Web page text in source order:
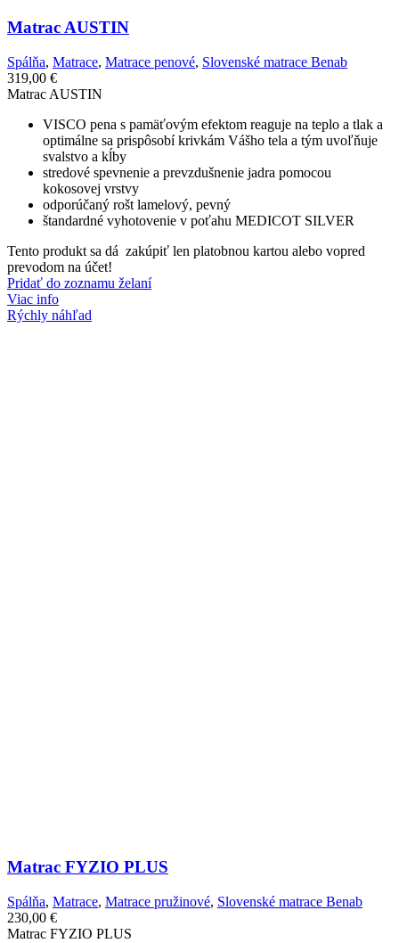
Matrac AUSTIN
Spálňa, Matrace, Matrace penové, Slovenské matrace Benab
319,00 €
Matrac AUSTIN
VISCO pena s pamäťovým efektom reaguje na teplo a tlak a
optimálne sa prispôsobí krivkám Vášho tela a tým uvoľňuje
svalstvo a kĺby
stredové spevnenie a prevzdušnenie jadra pomocou
kokosovej vrstvy
odporúčaný rošt lamelový, pevný
štandardné vyhotovenie v poťahu MEDICOT SILVER
Tento produkt sa dá zakúpiť len platobnou kartou alebo vopred
prevodom na účet!
Pridať do zoznamu želaní
Viac info
Rýchly náhľad
Matrac FYZIO PLUS
Spálňa, Matrace, Matrace pružinové, Slovenské matrace Benab
230,00 €
Matrac FYZIO PLUS